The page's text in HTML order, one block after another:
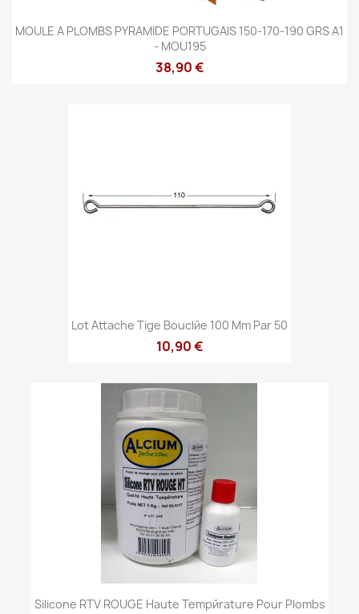
MOULE A PLOMBS PYRAMIDE PORTUGAIS 150-170-190 GRS A1
- MOU195
38,90 €
Lot Attache Tige Bouclйe 100 Mm Par 50
10,90 €
Silicone RTV ROUGE Haute Tempйrature Pour Plombs